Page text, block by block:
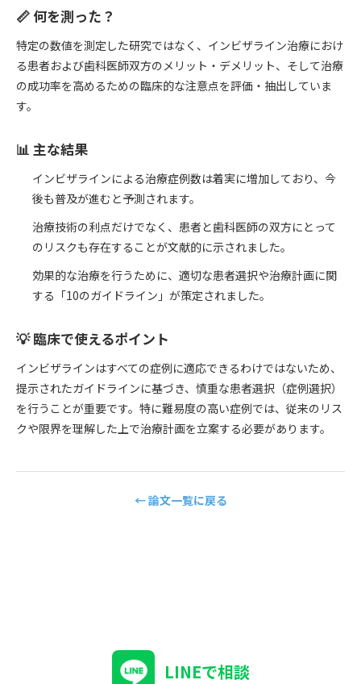
📏 何を測った？
特定の数値を測定した研究ではなく、インビザライン治療におけ
る患者および歯科医師双方のメリット・デメリット、そして治療
の成功率を高めるための臨床的な注意点を評価・抽出していま
す。
📊 主な結果
インビザラインによる治療症例数は着実に増加しており、今
後も普及が進むと予測されます。
治療技術の利点だけでなく、患者と歯科医師の双方にとって
のリスクも存在することが文献的に示されました。
効果的な治療を行うために、適切な患者選択や治療計画に関
する「10のガイドライン」が策定されました。
💡 臨床で使えるポイント
インビザラインはすべての症例に適応できるわけではないため、
提示されたガイドラインに基づき、慎重な患者選択（症例選択）
を行うことが重要です。特に難易度の高い症例では、従来のリス
クや限界を理解した上で治療計画を立案する必要があります。
← 論文一覧に戻る
LINEで相談